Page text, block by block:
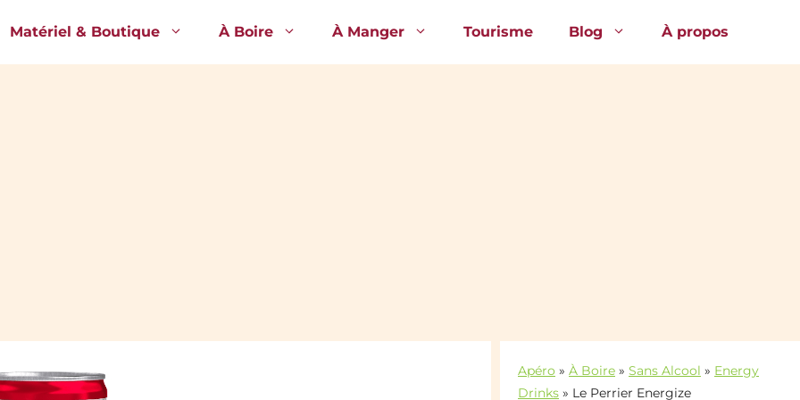
Matériel & Boutique À Boire À Manger Tourisme Blog À propos
Apéro » À Boire » Sans Alcool » Energy
Drinks » Le Perrier Energize